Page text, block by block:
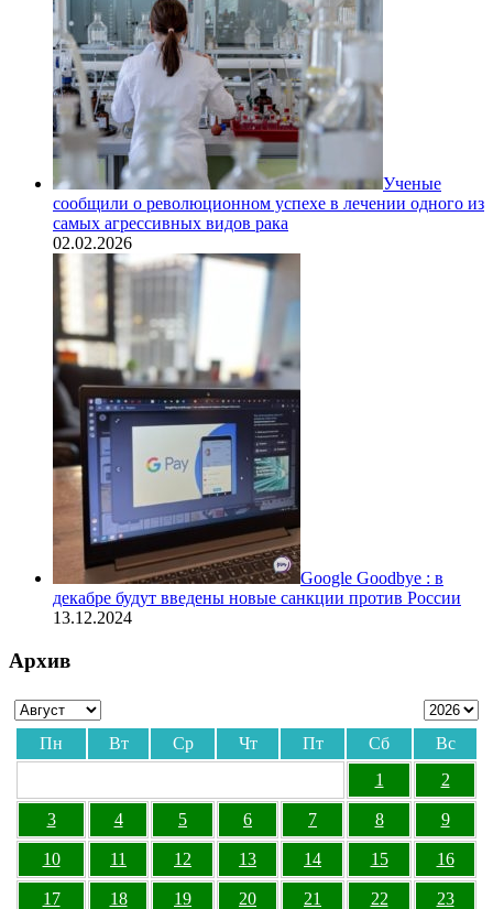
Ученые
сообщили о революционном успехе в лечении одного из
самых агрессивных видов рака
02.02.2026
Google Goodbye : в
декабре будут введены новые санкции против России
13.12.2024
Архив
Пн Вт Ср Чт Пт Сб
Вс
1
2
3 4 5 6 7 8 9
10 11 12 13 14 15 16
17 18 19 20 21 22 23